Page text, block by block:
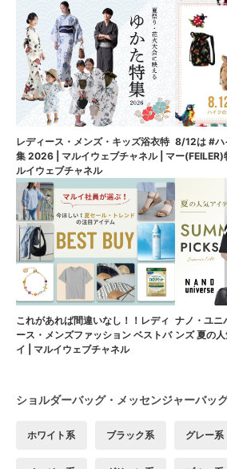
レディース・メンズ・キッズ浴衣特
集 2026 | マルイウェブチャネル | マ
ルイウェブチャネル
8/12は #ハ
ー(FEILER)
これがあれば間違いなし！！レディ
ース・メンズファッション ベストバ
イ | マルイウェブチャネル
ナノ・ユニ
ンズ 夏の
ショルダーバッグ・メッセンジャーバッ
ホワイト系 ブラック系 グレー系